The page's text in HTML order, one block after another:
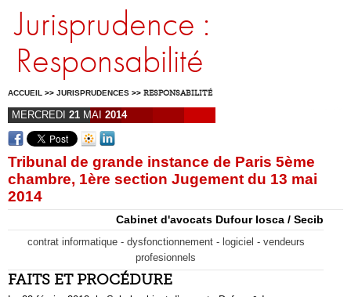
Jurisprudence :
Responsabilité
ACCUEIL >> JURISPRUDENCES >> RESPONSABILITÉ
MERCREDI 21 MAI 2014
Tribunal de grande instance de Paris 5ème
chambre, 1ère section Jugement du 13 mai
2014
Cabinet d'avocats Dufour Iosca / Secib
contrat informatique - dysfonctionnement - logiciel - vendeurs
profesionnels
FAITS ET PROCÉDURE